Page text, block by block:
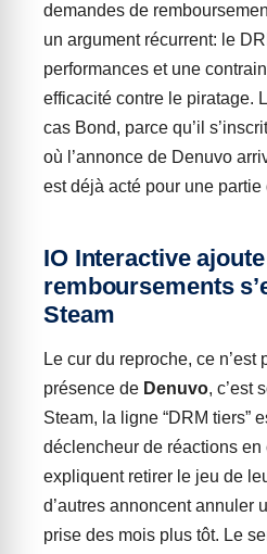
demandes de
un argument récurrent: le
performances et une
efficacité contre le piratage.
cas Bond, parce qu’il
où l’annonce de Denuvo
est déjà acté pour une partie
IO Interactive
remboursements
Steam
Le cur du reproche, ce n’est
présence de Denuvo, c’est
Steam, la ligne “DRM tiers”
déclencheur de réactions en
expliquent retirer le jeu de
d’autres annoncent annuler
prise des mois plus tôt. Le